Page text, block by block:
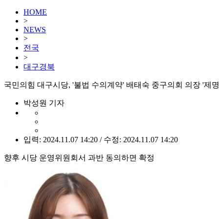
HOME
>
NEWS
>
전국
>
대구경북
국민의힘 대구시당, '불법 수의계약' 배태숙 중구의회 의장 '제
박성원 기자
입력: 2024.11.07 14:20 / 수정: 2024.11.07 14:20
향후 시당 운영위원회서 과반 동의하면 확정